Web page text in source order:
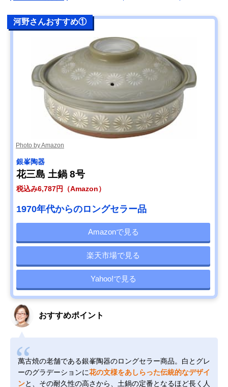
楽天市場で見る
【筆者おすすめ】
長谷園 かまどさん
四合炊き ACT-04
【筆者おすすめ】
キントー(KINTO)
KAKOMI IH土鍋
2.5L
IHやオーブンなど
さまざまな熱源に
対応
27.5cm
Amazonで見る
【筆者おすすめ】
ミヤザキ食器
M.STYLE Karl(カ
ール) IH軽量土鍋8
号 KAL0308
家庭で気軽に使え
る軽い土鍋
幅29.2×高さ
9.5cm/口径
河野さんおすすめ①
Photo by Amazon
銀峯陶器
花三島 土鍋 8号
税込み6,787円（Amazon）
1970年代からのロングセラー品
Amazonで見る
楽天市場で見る
Yahoo!で見る
おすすめポイント
萬古焼の老舗である銀峯陶器のロングセラー商品。白とグレ
ーのグラデーションに花の文様をあしらった伝統的なデザイ
ンと、その耐久性の高さから、土鍋の定番となるほど長く人